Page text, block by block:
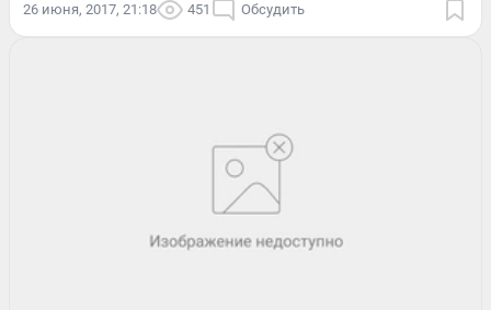
26 июня, 2017, 21:18 451 Обсудить